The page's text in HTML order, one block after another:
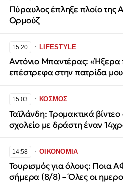
Πύραυλος έπληξε πλοίο της
Ορμούζ
15:20 ∙LIFESTYLE
Αντόνιο Μπαντέρας:
επέστρεφα στην πατρίδα
15:03 ∙ΚΟΣΜΟΣ
Ταϊλάνδη: Τρομακτικά
σχολείο με δράστη έναν
14:58 ∙ΟΙΚΟΝΟΜΙΑ
Τουρισμός για όλους: Ποια
σήμερα (8/8) – Όλες οι